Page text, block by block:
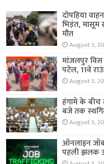
दोपहिया
भिड़ंत, मासूम
मौत
August 3,
मांजलपुर
पटेल, 11वें
August 3,
हंगामे के बीच
बजे तक
August 3,
ऑनलाइन
पहली झलक